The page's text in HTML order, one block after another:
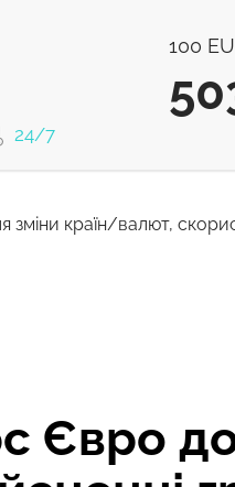
24/7
100
зміни країн/валют,
до